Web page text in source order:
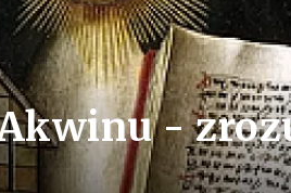
-